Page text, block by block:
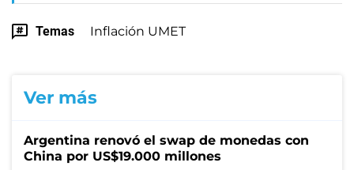
Temas Inflación UMET
Ver más
Argentina renovó el swap de monedas con
China por US$19.000 millones